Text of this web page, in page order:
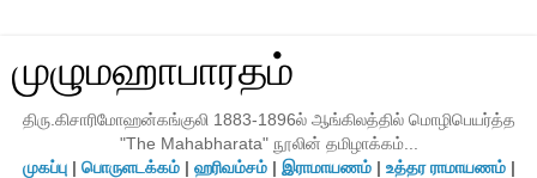
முழுமஹாபாரதம்
திரு.கிசாரிமோஹன்கங்குலி 1883-1896ல் ஆங்கிலத்தில் மொழிபெயர்த்த
"The Mahabharata" நூலின் தமிழாக்கம்...
முகப்பு| பொருளடக்கம்| ஹரிவம்சம்| இராமாயணம்| உத்தர ராமாயணம்|